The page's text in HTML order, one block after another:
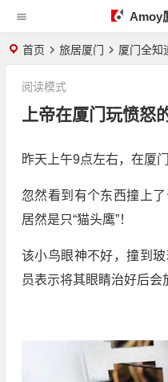
Amoy
首页 旅居厦门 厦门全知
上帝在厦门玩愤怒
阅读模式
昨天上午9点左右，在厦
忽然看到有个东西撞上
居然是只“猫头鹰”！
该小鸟眼神不好，撞到
员表示将其眼睛治好后会